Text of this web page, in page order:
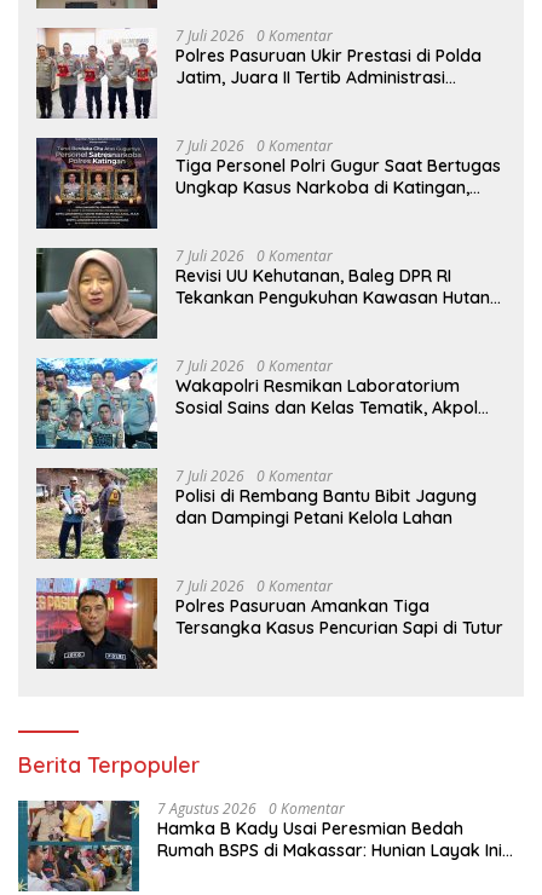
CETAR yang Diduga Mandek
7 Juli 2026 0 Komentar
Polres Pasuruan Ukir Prestasi di Polda
Jatim, Juara II Tertib Administrasi
7 Juli 2026 0 Komentar
Tiga Personel Polri Gugur Saat Bertugas
Ungkap Kasus Narkoba di Katingan,
7 Juli 2026 0 Komentar
Revisi UU Kehutanan, Baleg DPR RI
Tekankan Pengukuhan Kawasan Hutan
7 Juli 2026 0 Komentar
Wakapolri Resmikan Laboratorium
Sosial Sains dan Kelas Tematik, Akpol
7 Juli 2026 0 Komentar
Polisi di Rembang Bantu Bibit Jagung
dan Dampingi Petani Kelola Lahan
7 Juli 2026 0 Komentar
Polres Pasuruan Amankan Tiga
Tersangka Kasus Pencurian Sapi di Tutur
Berita Terpopuler
7 Agustus 2026 0 Komentar
Hamka B Kady Usai Peresmian Bedah
Rumah BSPS di Makassar: Hunian Layak Ini